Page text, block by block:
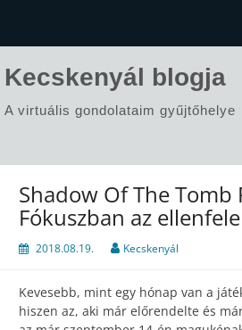
Kecskenyál blogja
A virtuális gondolataim gyűjtőhelye
Shadow Of The Tomb
Fókuszban az
2018.08.19. Kecskenyál
Kevesebb, mint egy hónap van a
hiszen az, aki már előrendelte és